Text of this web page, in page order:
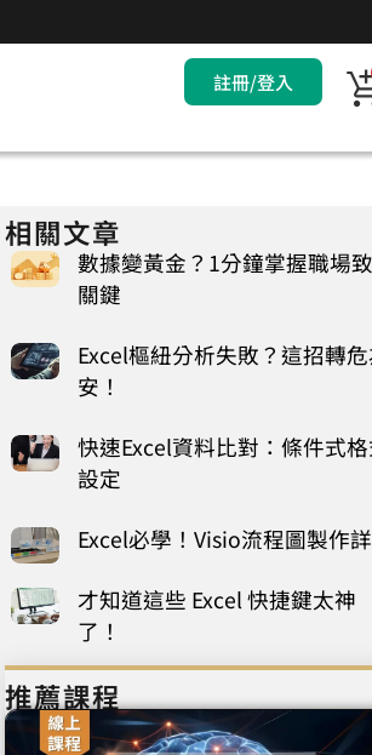
註冊/登入
相關文章
數據變黃金？1分鐘掌握職場
關鍵
Excel樞紐分析失敗？這招轉
安！
快速Excel資料比對：條件式
設定
Excel必學！Visio流程圖製作
才知道這些 Excel 快捷鍵太神
了！
推薦課程